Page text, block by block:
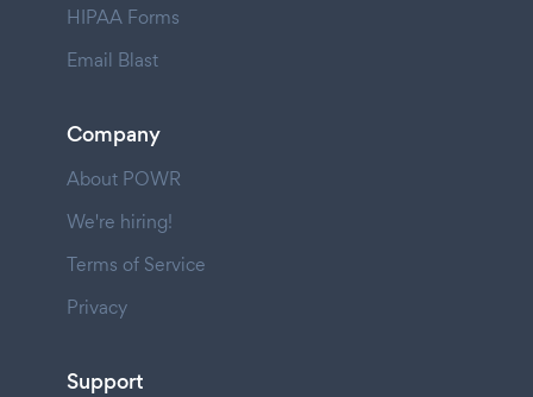
HIPAA Forms
Email Blast
Company
About POWR
We're hiring!
Terms of Service
Privacy
Support